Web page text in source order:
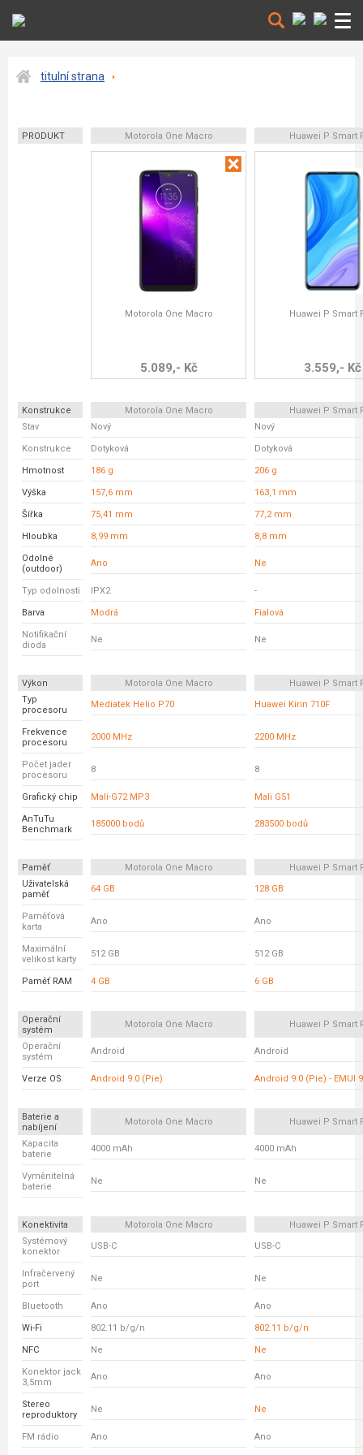
titulní strana
PRODUKT Motorola One Macro Huawei P Smart
Motorola One Macro
5.089,- Kč
Huawei P Smart
3.559,- Kč
Konstrukce Motorola One Macro
Huawei P Smart
Stav
Nový Nový
Konstrukce Dotyková Dotyková
Hmotnost 186 g 206 g
Výška 157,6 mm 163,1 mm
Šířka 75,41 mm 77,2 mm
Hloubka 8,99 mm 8,8 mm
Odolné
(outdoor)
Ano Ne
Typ odolnosti IPX2 -
Barva Modrá Fialová
Notifikační
dioda
Ne Ne
Výkon Motorola One Macro
Huawei P Smart
Typ
procesoru
Mediatek Helio P70 Huawei Kirin 710F
Frekvence
procesoru
2000 MHz 2200 MHz
Počet jader
procesoru
8 8
Grafický chip Mali-G72 MP3 Mali G51
AnTuTu
Benchmark
185000 bodů 283500 bodů
Paměť Motorola One Macro
Huawei P Smart
Uživatelská
paměť
64 GB 128 GB
Paměťová
karta
Ano Ano
Maximální
velikost karty
512 GB 512 GB
Paměť RAM 4 GB 6 GB
Operační
systém
Motorola One Macro Huawei P Smart
Operační
systém
Android Android
Verze OS Android 9.0 (Pie) Android 9.0 (Pie) - EMUI
Baterie a
nabíjení
Motorola One Macro Huawei P Smart
Kapacita
baterie
4000 mAh 4000 mAh
Vyměnitelná
baterie
Ne Ne
Konektivita Motorola One Macro
Huawei P Smart
Systémový
konektor
USB-C USB-C
Infračervený
port
Ne Ne
Bluetooth Ano Ano
Wi-Fi 802.11 b/g/n 802.11 b/g/n
NFC Ne Ne
Konektor jack
3,5mm
Ano Ano
Stereo
reproduktory
Ne Ne
FM rádio Ano Ano